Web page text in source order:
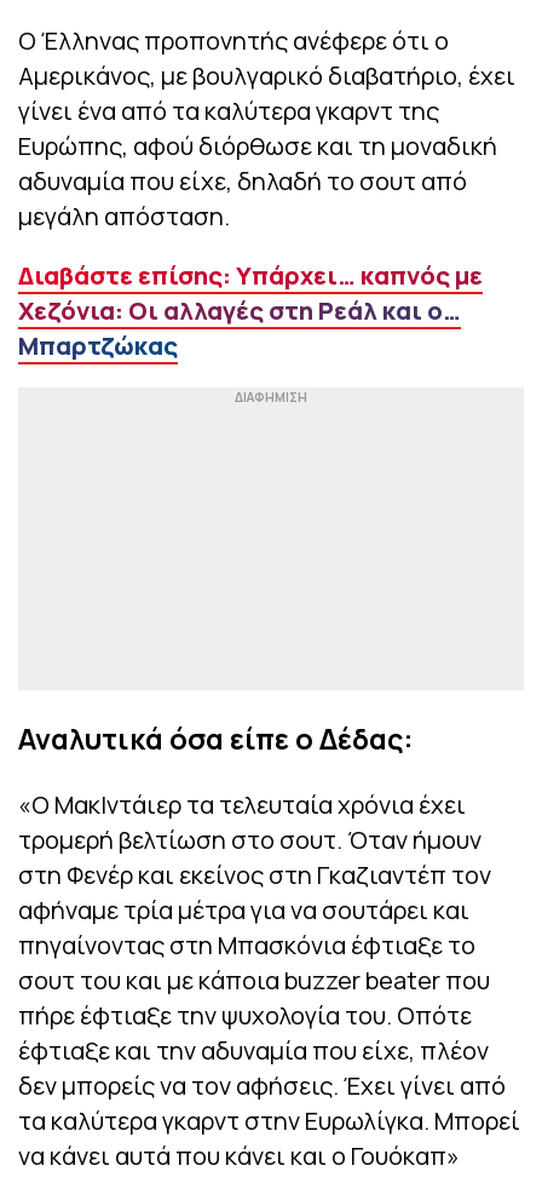
Ο Έλληνας προπονητής ανέφερε ότι ο
Αμερικάνος, με βουλγαρικό διαβατήριο, έχει
γίνει ένα από τα καλύτερα γκαρντ της
Ευρώπης, αφού διόρθωσε και τη μοναδική
αδυναμία που είχε, δηλαδή το σουτ από
μεγάλη απόσταση.
Διαβάστε επίσης: Υπάρχει… καπνός με
Χεζόνια: Οι αλλαγές στη Ρεάλ και ο…
Μπαρτζώκας
Αναλυτικά όσα είπε ο Δέδας:
«Ο ΜακΙντάιερ τα τελευταία χρόνια έχει
τρομερή βελτίωση στο σουτ. Όταν ήμουν
στη Φενέρ και εκείνος στη Γκαζιαντέπ τον
αφήναμε τρία μέτρα για να σουτάρει και
πηγαίνοντας στη Μπασκόνια έφτιαξε το
σουτ του και με κάποια buzzer beater που
πήρε έφτιαξε την ψυχολογία του. Οπότε
έφτιαξε και την αδυναμία που είχε, πλέον
δεν μπορείς να τον αφήσεις. Έχει γίνει από
τα καλύτερα γκαρντ στην Ευρωλίγκα. Μπορεί
να κάνει αυτά που κάνει και ο Γουόκαπ»